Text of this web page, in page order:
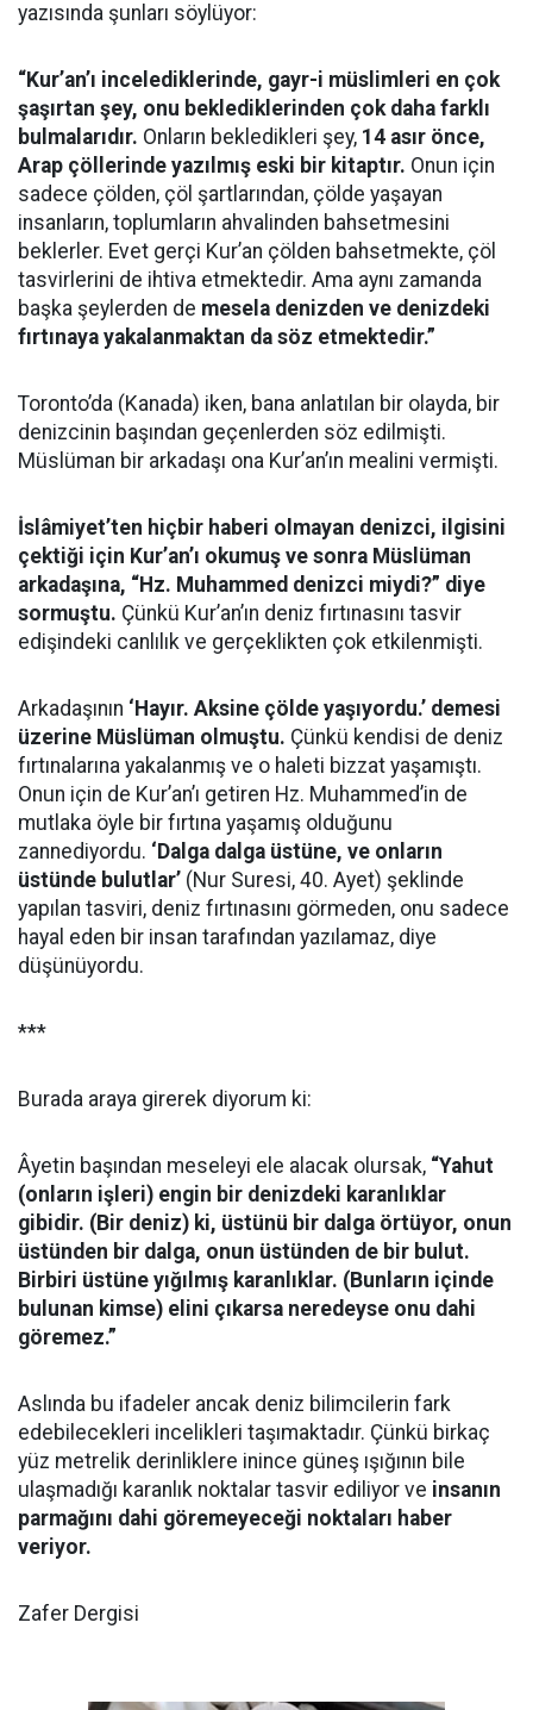
yazısında şunları söylüyor:
“Kur’an’ı incelediklerinde, gayr-i müslimleri en çok
şaşırtan şey, onu beklediklerinden çok daha farklı
bulmalarıdır. Onların bekledikleri şey, 14 asır önce,
Arap çöllerinde yazılmış eski bir kitaptır. Onun için
sadece çölden, çöl şartlarından, çölde yaşayan
insanların, toplumların ahvalinden bahsetmesini
beklerler. Evet gerçi Kur’an çölden bahsetmekte, çöl
tasvirlerini de ihtiva etmektedir. Ama aynı zamanda
başka şeylerden de mesela denizden ve denizdeki
fırtınaya yakalanmaktan da söz etmektedir.”
Toronto’da (Kanada) iken, bana anlatılan bir olayda, bir
denizcinin başından geçenlerden söz edilmişti.
Müslüman bir arkadaşı ona Kur’an’ın mealini vermişti.
İslâmiyet’ten hiçbir haberi olmayan denizci, ilgisini
çektiği için Kur’an’ı okumuş ve sonra Müslüman
arkadaşına, “Hz. Muhammed denizci miydi?” diye
sormuştu. Çünkü Kur’an’ın deniz fırtınasını tasvir
edişindeki canlılık ve gerçeklikten çok etkilenmişti.
Arkadaşının ‘Hayır. Aksine çölde yaşıyordu.’ demesi
üzerine Müslüman olmuştu. Çünkü kendisi de deniz
fırtınalarına yakalanmış ve o haleti bizzat yaşamıştı.
Onun için de Kur’an’ı getiren Hz. Muhammed’in de
mutlaka öyle bir fırtına yaşamış olduğunu
zannediyordu. ‘Dalga dalga üstüne, ve onların
üstünde bulutlar’ (Nur Suresi, 40. Ayet) şeklinde
yapılan tasviri, deniz fırtınasını görmeden, onu sadece
hayal eden bir insan tarafından yazılamaz, diye
düşünüyordu.
***
Burada araya girerek diyorum ki:
Âyetin başından meseleyi ele alacak olursak, “Yahut
(onların işleri) engin bir denizdeki karanlıklar
gibidir. (Bir deniz) ki, üstünü bir dalga örtüyor, onun
üstünden bir dalga, onun üstünden de bir bulut.
Birbiri üstüne yığılmış karanlıklar. (Bunların içinde
bulunan kimse) elini çıkarsa neredeyse onu dahi
göremez.”
Aslında bu ifadeler ancak deniz bilimcilerin fark
edebilecekleri incelikleri taşımaktadır. Çünkü birkaç
yüz metrelik derinliklere inince güneş ışığının bile
ulaşmadığı karanlık noktalar tasvir ediliyor ve insanın
parmağını dahi göremeyeceği noktaları haber
veriyor.
Zafer Dergisi